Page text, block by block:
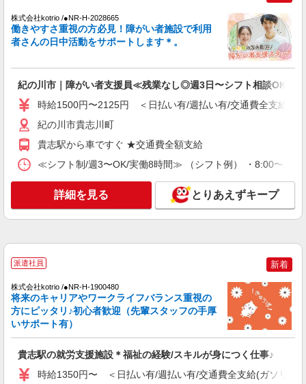
株式会社kotrio /●NR-H-2028665
働きやすさ重視の方必見！障がい者施設で利用
者さんの日中活動をサポートします＊。
紀の川市｜障がい者支援員≪残業なし◎週3日〜シフト相談OK！≫
時給1500円〜2125円 ＜日払い有/週払い有/交通費全支給(ガ
紀の川市貴志川町
貴志駅から車ですぐ ★交通費全額支給
≪シフト制/週3〜OK/実働8時間≫ （シフト例） ・8:00〜
詳細を見る とりあえずキープ
派遣社員 新着
株式会社kotrio /●NR-H-1900480
将来のキャリアやワークライフバランス重視の
方にピッタリ♪初心者歓迎（先輩スタッフの手厚
いサポート有）
貴志駅の就労支援施設＊福祉の経験/スキルが身につく仕事♪
時給1350円〜 ＜日払い有/週払い有/交通費全支給(ガソリン